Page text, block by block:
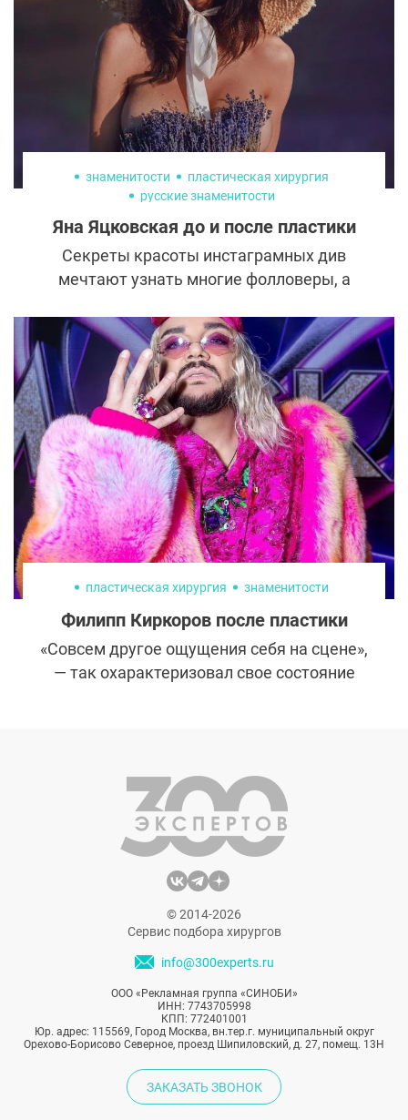
после, а принимает себя со всеми
морщинками и далекими от идеала
параметрами?
знаменитости
пластическая хирургия
русские знаменитости
Яна Яцковская до и после пластики
Секреты красоты инстаграмных див
мечтают узнать многие фолловеры, а
предпочитают отмалчиваться на эту тему.
Но только не Яна Яцковская. Модель
откровенно рассказывает подписчикам об
уходе за внешностью и пластических
операциях и делится подробностями
личной жизни, несмотря на критику.
пластическая хирургия знаменитости
Филипп Киркоров после пластики
«Совсем другое ощущения себя на сцене»,
— так охарактеризовал свое состояние
Какие пластические операции сделал
Филипп Киркоров?
© 2014-2026
Сервис подбора хирургов
info@300experts.ru
ООО «Рекламная группа «СИНОБИ»
ИНН: 7743705998
КПП: 772401001
Юр. адрес: 115569, Город Москва, вн.тер.г. муниципальный округ
Орехово-Борисово Северное, проезд Шипиловский, д. 27, помещ. 13Н
ЗАКАЗАТЬ ЗВОНОК